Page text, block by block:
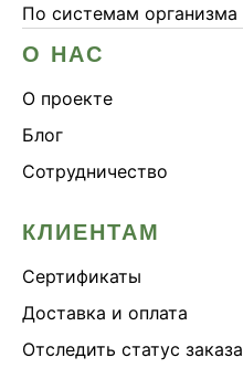
По системам организма
О НАС
О проекте
Блог
Сотрудничество
КЛИЕНТАМ
Сертификаты
Доставка и оплата
Отследить статус заказа